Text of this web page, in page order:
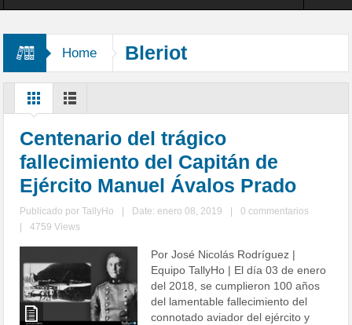
Home Bleriot
Centenario del trágico
fallecimiento del Capitán de
Ejército Manuel Ávalos Prado
Publicado porTallyHo Date: enero 08, 2019
0 commentarios
4759 Views
Por José Nicolás Rodríguez |
Equipo TallyHo | El día 03 de enero
del 2018, se cumplieron 100 años
del lamentable fallecimiento del
connotado aviador del ejército y